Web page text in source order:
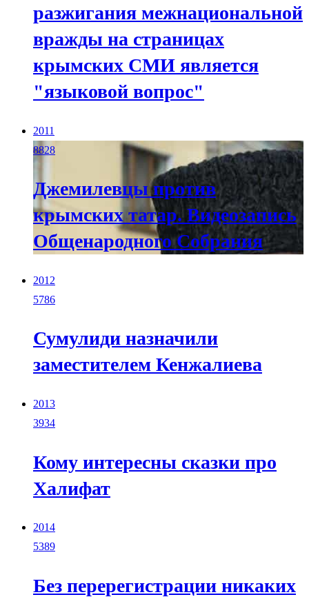
разжигания межнациональной
вражды на страницах
крымских СМИ является
"языковой вопрос"
2011
8828
Джемилевцы против
крымских татар. Видеозапись
Общенародного Собрания
2012
5786
Сумулиди назначили
заместителем Кенжалиева
2013
3934
Кому интересны сказки про
Халифат
2014
5389
Без перерегистрации никаких